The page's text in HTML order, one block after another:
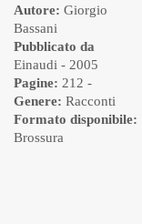
Autore: Giorgio
Bassani
Pubblicato da
Einaudi - 2005
Pagine: 212 -
Genere: Racconti
Formato disponibile:
Brossura